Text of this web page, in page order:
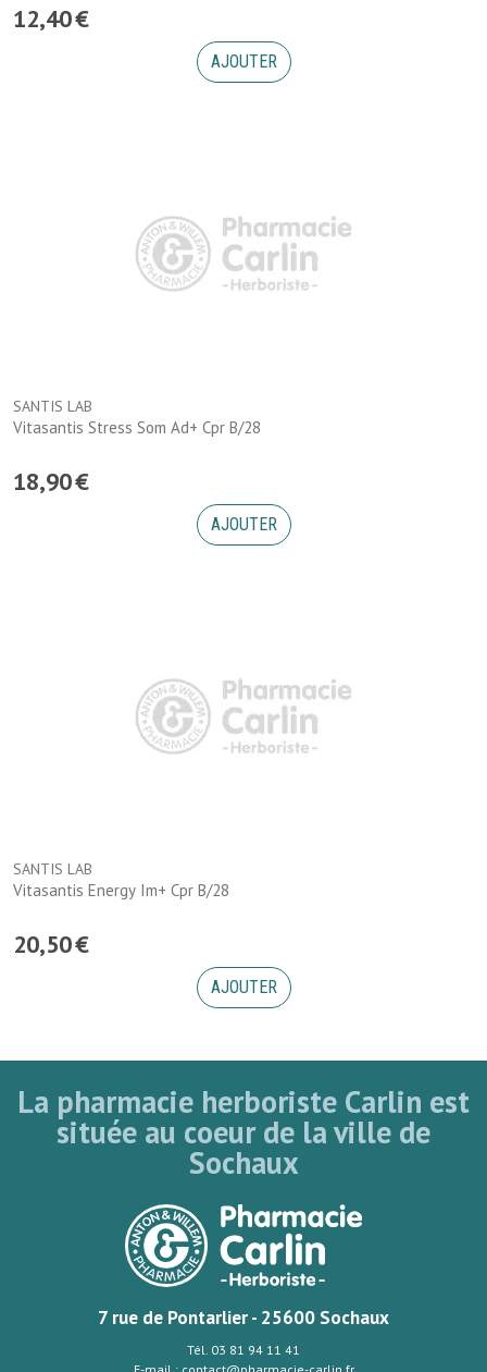
12,40€
AJOUTER
SANTIS LAB
Vitasantis Stress Som Ad+ Cpr B/28
18,90€
AJOUTER
SANTIS LAB
Vitasantis Energy Im+ Cpr B/28
20,50€
AJOUTER
La pharmacie herboriste Carlin est
située au coeur de la ville de
Sochaux
7 rue de Pontarlier - 25600 Sochaux
Tél. 03 81 94 11 41